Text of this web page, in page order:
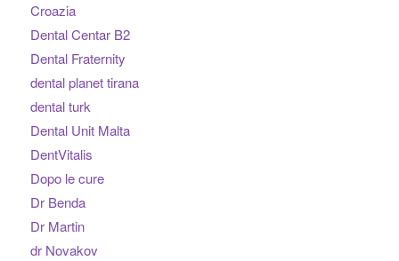
Croazia
Dental Centar B2
Dental Fraternity
dental planet tirana
dental turk
Dental Unit Malta
DentVitalis
Dopo le cure
Dr Benda
Dr Martin
dr Novakov